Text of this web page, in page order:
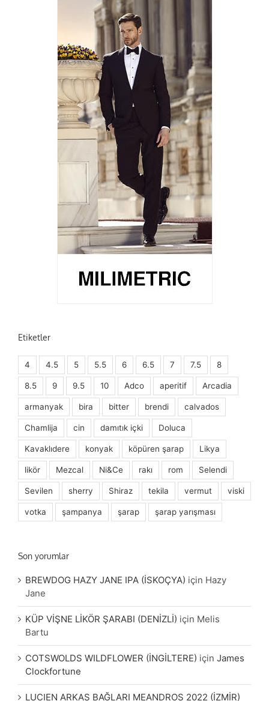
Etiketler
4 4.5 5 5.5 6 6.5 7 7.5 8
8.5 9 9.5 10 Adco aperitif Arcadia
armanyak bira bitter brendi calvados
Chamlija cin damıtık içki Doluca
Kavaklıdere konyak köpüren şarap Likya
likör Mezcal Ni&Ce rakı rom Selendi
Sevilen sherry Shiraz tekila vermut viski
votka şampanya şarap şarap yarışması
Son yorumlar
BREWDOG HAZY JANE IPA (İSKOÇYA) için Hazy
Jane
KÜP VİŞNE LİKÖR ŞARABI (DENİZLİ) için Melis
Bartu
COTSWOLDS WILDFLOWER (İNGİLTERE) için James
Clockfortune
LUCIEN ARKAS BAĞLARI MEANDROS 2022 (İZMİR)